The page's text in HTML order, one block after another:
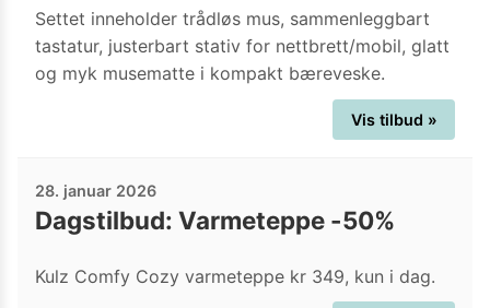
Settet inneholder trådløs mus, sammenleggbart
tastatur, justerbart stativ for nettbrett/mobil, glatt
og myk musematte i kompakt bæreveske.
Vis tilbud »
28. januar 2026
Dagstilbud: Varmeteppe -50%
Kulz Comfy Cozy varmeteppe kr 349, kun i dag.